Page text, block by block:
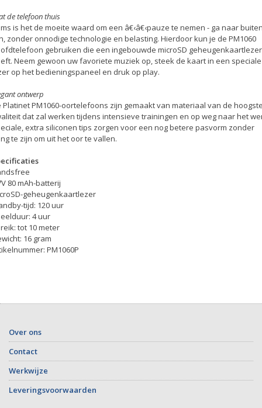
de telefoon thuis
is het de moeite waard om een â€‹â€‹pauze te nemen - ga naar
zonder onnodige technologie en belasting. Hierdoor kun je de PM1060
gebruiken die een ingebouwde microSD geheugenkaartlezer
Neem gewoon uw favoriete muziek op, steek de kaart in een speciale
op het bedieningspaneel en druk op play.
ontwerp
Platinet PM1060-oortelefoons zijn gemaakt van materiaal van de
dat zal werken tijdens intensieve trainingen en op weg naar het
extra siliconen tips zorgen voor een nog betere pasvorm zonder
te zijn om uit het oor te vallen.
80 mAh-batterij
geheugenkaartlezer
tijd: 120 uur
4 uur
tot 10 meter
16 gram
PM1060P
Over ons
Contact
Werkwijze
Leveringsvoorwaarden